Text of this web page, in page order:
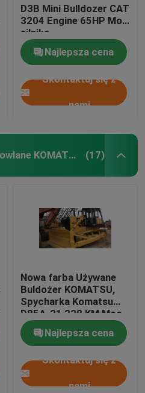
D3B Mini Bulldozer CAT
3204 Engine 65HP Moc
silnika
Najlepsza cena
Skontaktuj się z
nami
Używane maszyny budowlane KOMATSU Bulldozer (17)
Nowa farba Używane
Buldożer KOMATSU,
Spycharka Komatsu
D85A-21 228 KM Moc
silnika
Najlepsza cena
Skontaktuj się z
nami